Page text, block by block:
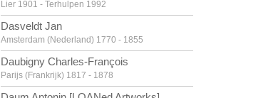
Lier 1901 - Terhulpen 1992
Dasveldt Jan
Amsterdam (Nederland) 1770 - 1855
Daubigny Charles-François
Parijs (Frankrijk) 1817 - 1878